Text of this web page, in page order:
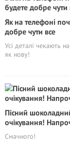
Як на телефоні
добре чути все
Усі деталі чекають
як нову!
Пісний
очікування!
Смачного!